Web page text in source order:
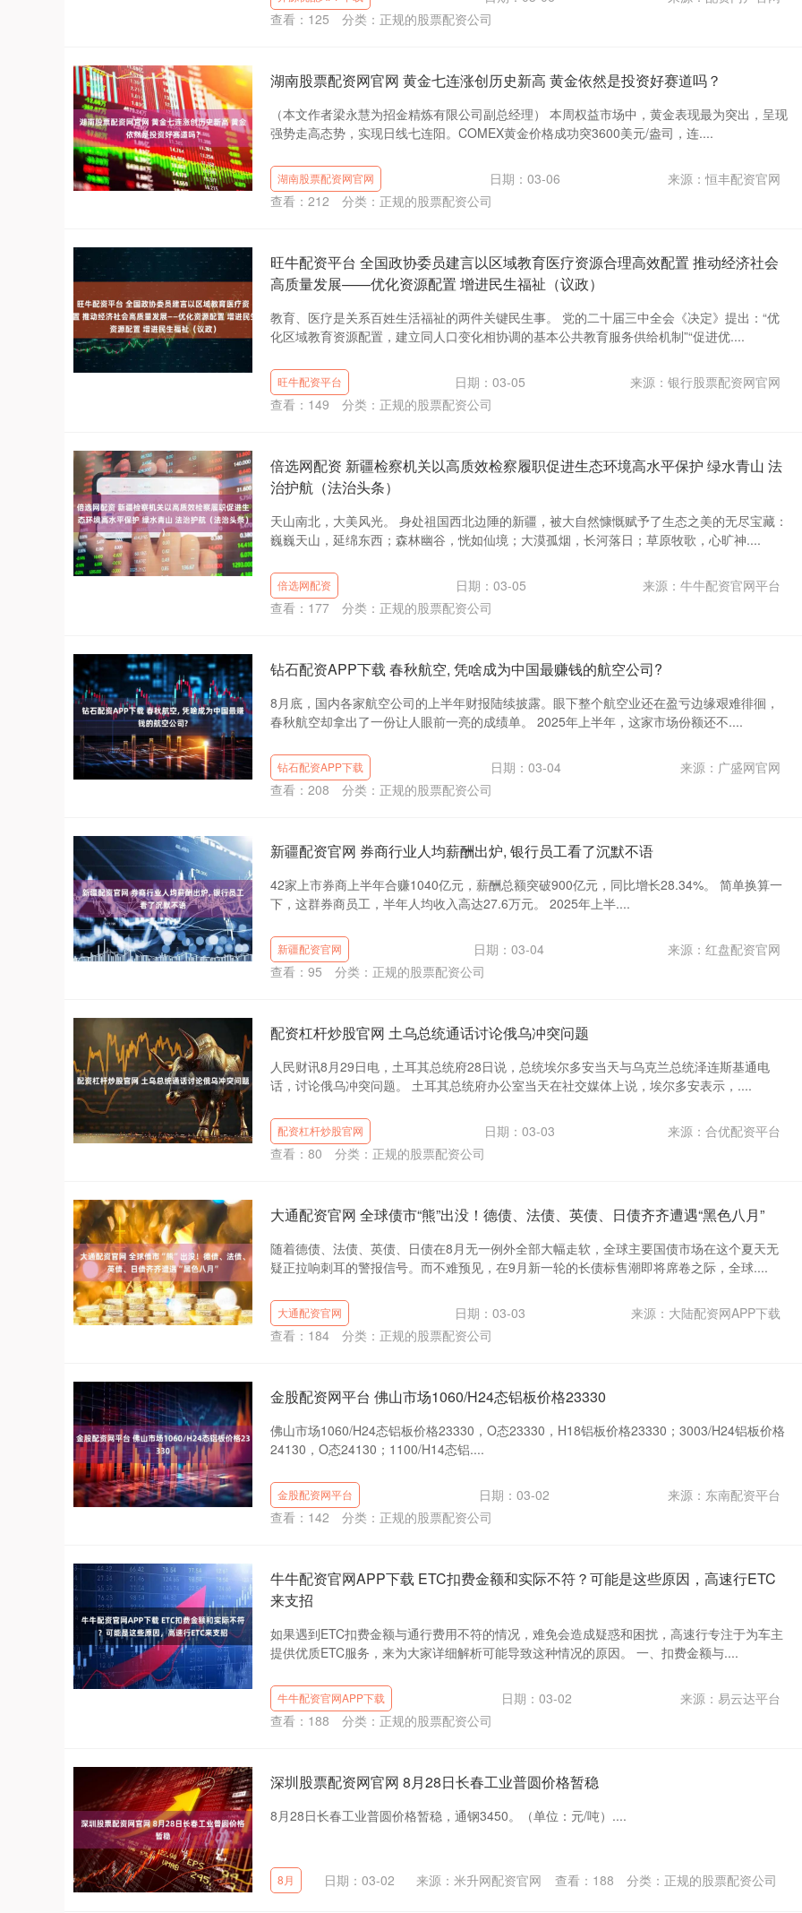
查看： 125 分类： 正规的股票配资公司
湖南股票配资网官网 黄金七连涨创历史新高 黄金依然是投资好赛道吗？
（本文作者梁永慧为招金精炼有限公司副总经理） 本周权益市场中，黄金表现最为突出，呈现
强势走高态势，实现日线七连阳。COMEX黄金价格成功突3600美元/盎司，连....
湖南股票配资网官网 日期：03-06
来源：恒丰配资官网
查看： 212 分类： 正规的股票配资公司
旺牛配资平台 全国政协委员建言以区域教育医疗资源合理高效配置 推动经济社会
高质量发展——优化资源配置 增进民生福祉（议政）
教育、医疗是关系百姓生活福祉的两件关键民生事。 党的二十届三中全会《决定》提出：“优
化区域教育资源配置，建立同人口变化相协调的基本公共教育服务供给机制”“促进优....
旺牛配资平台 日期：03-05
来源：银行股票配资网官网
查看： 149 分类： 正规的股票配资公司
倍选网配资 新疆检察机关以高质效检察履职促进生态环境高水平保护 绿水青山 法
治护航（法治头条）
天山南北，大美风光。 身处祖国西北边陲的新疆，被大自然慷慨赋予了生态之美的无尽宝藏：
巍巍天山，延绵东西；森林幽谷，恍如仙境；大漠孤烟，长河落日；草原牧歌，心旷神....
倍选网配资 日期：03-05
来源：牛牛配资官网平台
查看： 177 分类： 正规的股票配资公司
钻石配资APP下载 春秋航空, 凭啥成为中国最赚钱的航空公司?
8月底，国内各家航空公司的上半年财报陆续披露。眼下整个航空业还在盈亏边缘艰难徘徊，
春秋航空却拿出了一份让人眼前一亮的成绩单。 2025年上半年，这家市场份额还不....
钻石配资APP下载 日期：03-04
来源：广盛网官网
查看： 208 分类： 正规的股票配资公司
新疆配资官网 券商行业人均薪酬出炉, 银行员工看了沉默不语
42家上市券商上半年合赚1040亿元，薪酬总额突破900亿元，同比增长28.34%。 简单换算一
下，这群券商员工，半年人均收入高达27.6万元。 2025年上半....
新疆配资官网 日期：03-04
来源：红盘配资官网
查看： 95 分类： 正规的股票配资公司
配资杠杆炒股官网 土乌总统通话讨论俄乌冲突问题
人民财讯8月29日电，土耳其总统府28日说，总统埃尔多安当天与乌克兰总统泽连斯基通电
话，讨论俄乌冲突问题。 土耳其总统府办公室当天在社交媒体上说，埃尔多安表示，....
配资杠杆炒股官网 日期：03-03
来源：合优配资平台
查看： 80 分类： 正规的股票配资公司
大通配资官网 全球债市“熊”出没！德债、法债、英债、日债齐齐遭遇“黑色八月”
随着德债、法债、英债、日债在8月无一例外全部大幅走软，全球主要国债市场在这个夏天无
疑正拉响刺耳的警报信号。而不难预见，在9月新一轮的长债标售潮即将席卷之际，全球....
大通配资官网 日期：03-03
来源：大陆配资网APP下载
查看： 184 分类： 正规的股票配资公司
金股配资网平台 佛山市场1060/H24态铝板价格23330
佛山市场1060/H24态铝板价格23330，O态23330，H18铝板价格23330；3003/H24铝板价格
24130，O态24130；1100/H14态铝....
金股配资网平台 日期：03-02
来源：东南配资平台
查看： 142 分类： 正规的股票配资公司
牛牛配资官网APP下载 ETC扣费金额和实际不符？可能是这些原因，高速行ETC
来支招
如果遇到ETC扣费金额与通行费用不符的情况，难免会造成疑惑和困扰，高速行专注于为车主
提供优质ETC服务，来为大家详细解析可能导致这种情况的原因。 一、扣费金额与....
牛牛配资官网APP下载 日期：03-02
来源：易云达平台
查看： 188 分类： 正规的股票配资公司
深圳股票配资网官网 8月28日长春工业普圆价格暂稳
8月28日长春工业普圆价格暂稳，通钢3450。（单位：元/吨）....
8月 日期：03-02 来源：米升网配资官网 查看： 188 分类： 正规的股票配资公司